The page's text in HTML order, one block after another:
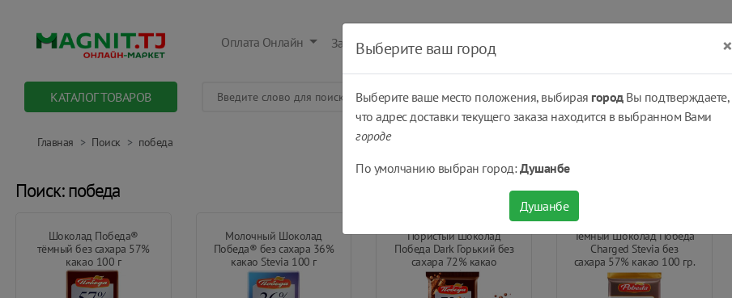
Оплата Онлайн Заказать Оплатить Получить
КАТАЛОГ ТОВАРОВ
Главная Поиск победа
Поиск: победа
Шоколад Победа®
тёмный без сахара 57%
какао 100 г
Молочный Шоколад
Победа® без сахара 36%
какао Stevia 100 г
Пористый Шоколад
Победа Dark Горький без
сахара 72% какао
Шоколадный Мусс 65 г
Темный Шоколад Победа
Charged Stevia без
сахара 57% какао 100 гр.
Выберите ваш город ×
Выберите ваше место положения, выбирая городВы подтверждаете,
что адрес доставки текущего заказа находится в выбранном Вами
городе
По умолчанию выбран город:Душанбе
Душанбе